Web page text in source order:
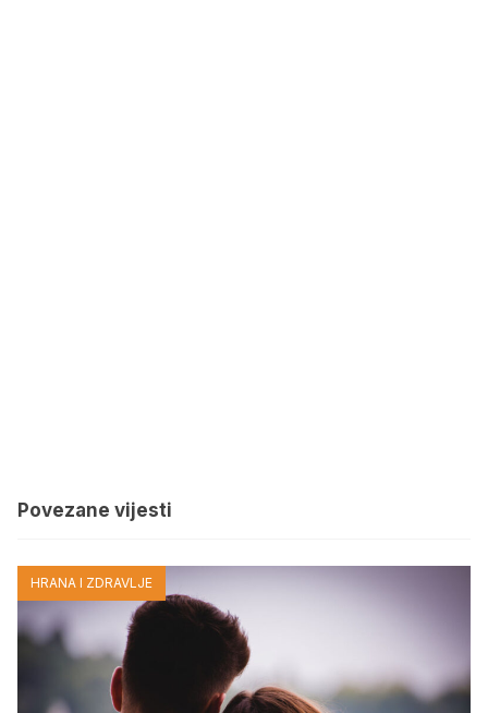
Povezane vijesti
HRANA I ZDRAVLJE